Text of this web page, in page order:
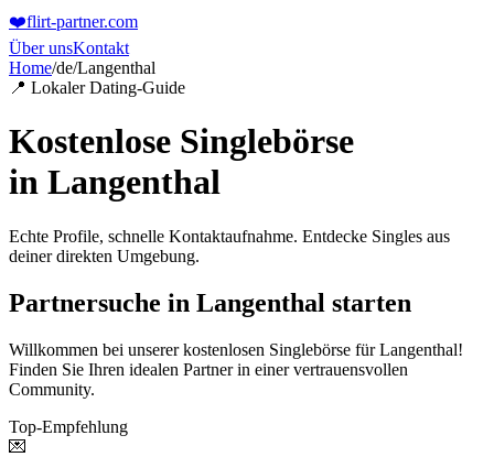
❤️flirt-partner.com
Über unsKontakt
Home/de/Langenthal
📍 Lokaler Dating-Guide
Kostenlose Singlebörse
in Langenthal
Echte Profile, schnelle Kontaktaufnahme. Entdecke Singles aus
deiner direkten Umgebung.
Partnersuche in Langenthal starten
Willkommen bei unserer kostenlosen Singlebörse für Langenthal!
Finden Sie Ihren idealen Partner in einer vertrauensvollen
Community.
Top-Empfehlung
💌